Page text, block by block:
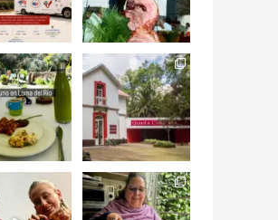
escuchar
y sentir
el...
19 0
Esta
#NochedeMuseos
en la
#QuintaColorada
el...
12 0
tan
en
...
Me tocó rosca de
Tagers un
restaurante de